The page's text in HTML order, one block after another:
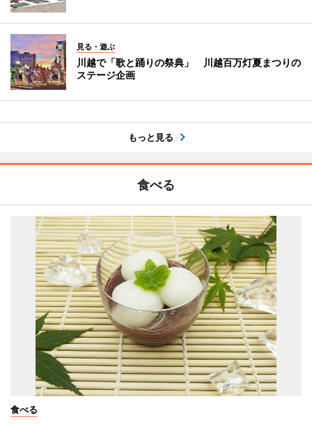
見る・遊ぶ
川越で「歌と踊りの祭典」 川越百万灯夏まつりの
ステージ企画
もっと見る
食べる
食べる